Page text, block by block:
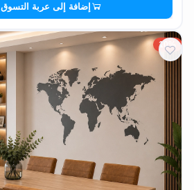
إضافة إلى عربة التسوق
10%